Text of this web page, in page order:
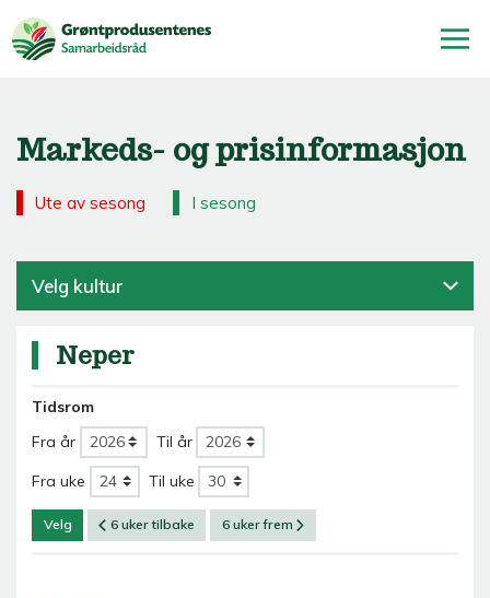
Markeds- og prisinformasjon
Ute av sesong I sesong
Velg kultur
Neper
Tidsrom
Fra år
Til år
Fra uke Til uke
Velg 6 uker tilbake 6 uker frem